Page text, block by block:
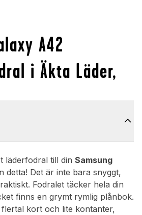
A42
i Äkta Läder,
läderfodral till din Samsung
detta! Det är inte bara snyggt,
Fodralet täcker hela din
finns en grymt rymlig plånbok.
kort och lite kontanter,